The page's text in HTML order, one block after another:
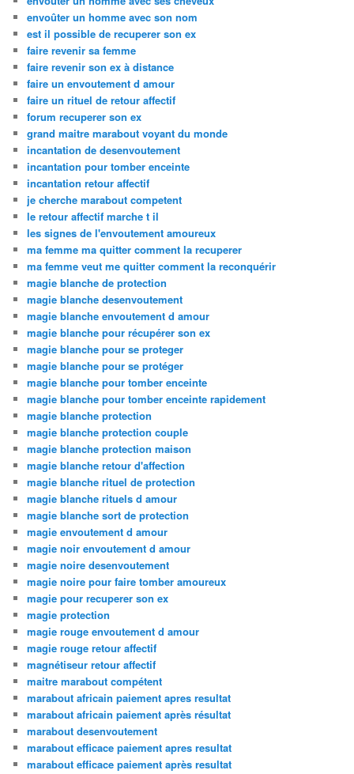
envoûter un homme avec son nom
est il possible de recuperer son ex
faire revenir sa femme
faire revenir son ex à distance
faire un envoutement d amour
faire un rituel de retour affectif
forum recuperer son ex
grand maitre marabout voyant du monde
incantation de desenvoutement
incantation pour tomber enceinte
incantation retour affectif
je cherche marabout competent
le retour affectif marche t il
les signes de l'envoutement amoureux
ma femme ma quitter comment la recuperer
ma femme veut me quitter comment la reconquérir
magie blanche de protection
magie blanche desenvoutement
magie blanche envoutement d amour
magie blanche pour récupérer son ex
magie blanche pour se proteger
magie blanche pour se protéger
magie blanche pour tomber enceinte
magie blanche pour tomber enceinte rapidement
magie blanche protection
magie blanche protection couple
magie blanche protection maison
magie blanche retour d'affection
magie blanche rituel de protection
magie blanche rituels d amour
magie blanche sort de protection
magie envoutement d amour
magie noir envoutement d amour
magie noire desenvoutement
magie noire pour faire tomber amoureux
magie pour recuperer son ex
magie protection
magie rouge envoutement d amour
magie rouge retour affectif
magnétiseur retour affectif
maitre marabout compétent
marabout africain paiement apres resultat
marabout africain paiement après résultat
marabout desenvoutement
marabout efficace paiement apres resultat
marabout efficace paiement après resultat